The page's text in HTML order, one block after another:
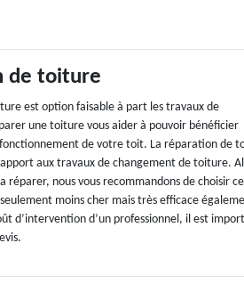
de toiture
est option faisable à part les travaux de
une toiture vous aider à pouvoir bénéficier
de votre toit. La réparation de
aux travaux de changement de toiture.
réparer, nous vous recommandons de choisir
moins cher mais très efficace
d’intervention d’un professionnel, il est